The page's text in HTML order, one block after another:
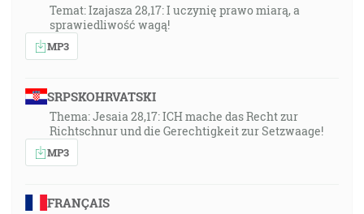
Temat: Izajasza 28,17: I uczynię prawo miarą, a
sprawiedliwość wagą!
MP3
SRPSKOHRVATSKI
Thema: Jesaia 28,17: ICH mache das Recht zur
Richtschnur und die Gerechtigkeit zur Setzwaage!
MP3
FRANÇAIS